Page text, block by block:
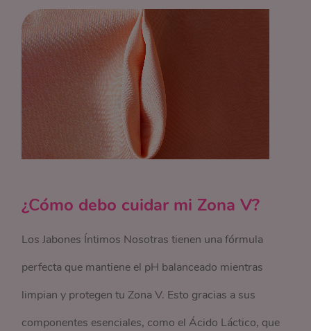
¿Cómo debo cuidar mi Zona V?
Los Jabones Íntimos Nosotras tienen una fórmula
perfecta que mantiene el pH balanceado mientras
limpian y protegen tu Zona V. Esto gracias a sus
componentes esenciales, como el Ácido Láctico, que